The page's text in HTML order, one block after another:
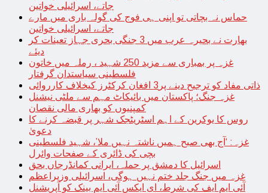
جاتے، اسرائیلی خواتین
حماس نہ بچاتی تو اپنی ہی فوج کی گولہ باری میں مارے
جاتے، اسرائیلی خواتین
بھارت نے بحیرہ عرب میں 3 جنگی بحری جہاز تعینات کر
دیئے
غزہ پر بمباری سے مزید 250 شہید ، رملہ میں خاتون
فلسطینی سیاستدان گرفتار
ذاتی مفاد کو ترجیح دینے پر3 افغان کرکٹرز کیخلاف کارروائی
غزہ جنگ؛ پاکستان میں بائیکاٹ مہم سے ملٹی نیشنل
کمپنیوں کو بھاری مالی نقصان
روس کا یوکرین کے اہم اسٹریٹجک شہر پر قبضہ کرنے کا
دعویٰ
غزہ: ‘آج بھی صبح ہمیں ناشتہ نہیں ملا’، شہید فلسطینی
بچی کی ڈائری کے صفحات وائرل
اسرائیل کا دمشق پر حملہ، ایرانی کمانڈرجاں بحق
غزہ میں جنگ جلد ختم نہیں ہوگی، اسرائیلی وزیراعظم
آئی ایم ایف کی شرط، ای ایکس آئی ایم بینک کو آپریشنل